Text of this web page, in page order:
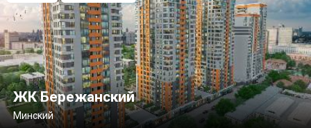
ЖК Бережанский
Минский